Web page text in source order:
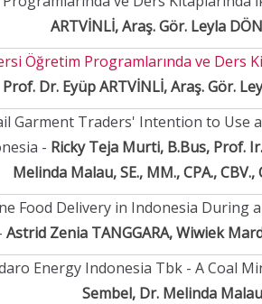
ARTVİNLİ, Araş. Gör. Leyla
Öğretim Programlarında ve Ders
Prof. Dr. Eyüp ARTVİNLİ, Araş. Gör.
Garment Traders' Intention to Use
- Ricky Teja Murti, B.Bus, Prof.
Melinda Malau, SE., MM., CPA., CBV.,
Food Delivery in Indonesia
Astrid Zenia TANGGARA, Wiwiek
Energy Indonesia Tbk - A Coal
Sembel, Dr. Melinda Malau